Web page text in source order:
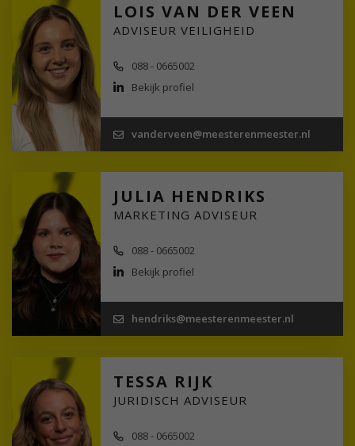
LOIS VAN DER VEEN
ADVISEUR VEILIGHEID
088 - 0665002
Bekijk profiel
vanderveen@meesterenmeester.nl
JULIA HENDRIKS
MARKETING ADVISEUR
088 - 0665002
Bekijk profiel
hendriks@meesterenmeester.nl
TESSA RIJK
JURIDISCH ADVISEUR
088 - 0665002